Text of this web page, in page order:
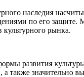
наследия
по его защите.
культурного рынка.
развития
а также значительно